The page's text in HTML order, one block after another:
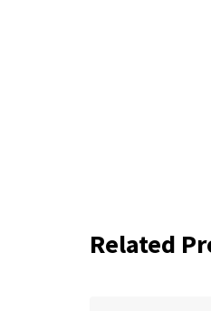
Related